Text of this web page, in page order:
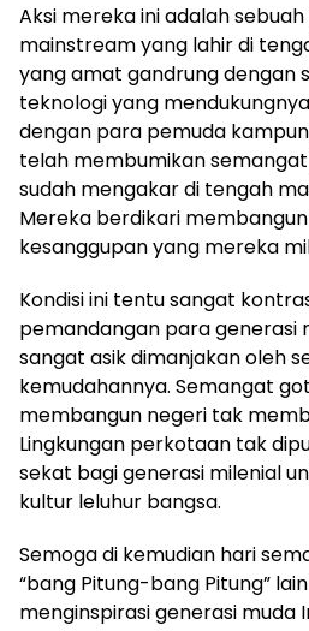
Aksi mereka ini adalah
mainstream yang lahir di
yang amat gandrung dengan
teknologi yang
dengan para pemuda
telah membumikan
sudah mengakar di tengah
Mereka berdikari
kesanggupan yang mereka
Kondisi ini tentu sangat
pemandangan para generasi
sangat asik dimanjakan oleh
kemudahannya. Semangat
membangun negeri tak
Lingkungan perkotaan tak
sekat bagi generasi milenial
kultur leluhur bangsa.
Semoga di kemudian hari
“bang Pitung-bang Pitung”
menginspirasi generasi muda